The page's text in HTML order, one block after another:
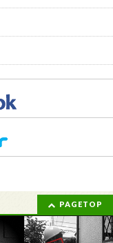
PAGETOP